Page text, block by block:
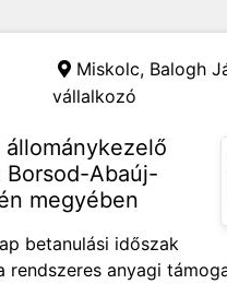
Miskolc, Balogh
vállalkozó
Borsod-Abaúj-
megyében
betanulási időszak
rendszeres anyagi